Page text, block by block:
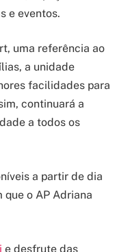
e eventos.
uma referência ao
a unidade
facilidades para
continuará a
a todos os
a partir de dia
o AP Adriana
e desfrute das